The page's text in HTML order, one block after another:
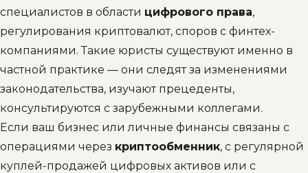
специалистов в области цифрового права,
регулирования криптовалют, споров с финтех-
компаниями. Такие юристы существуют именно в
частной практике — они следят за изменениями
законодательства, изучают прецеденты,
консультируются с зарубежными коллегами.
Если ваш бизнес или личные финансы связаны с
операциями через криптообменник, с регулярной
куплей-продажей цифровых активов или с